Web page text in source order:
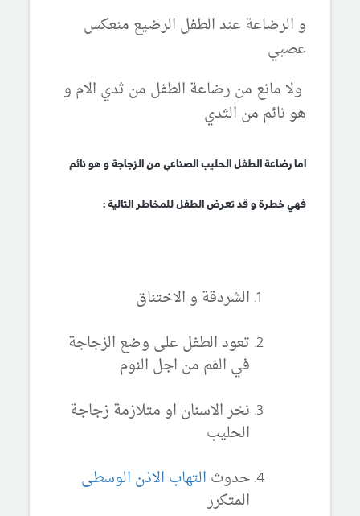
و الرضاعة عند الطفل الرضيع منعكس
عصبي
ولا مانع من رضاعة الطفل من ثدي الام و
هو نائم من الثدي
اما رضاعة الطفل الحليب الصناعي من الزجاجة و هو نائم
فهي خطرة و قد تعرض الطفل للمخاطر التالية :
الشردقة و الاختناق
تعود الطفل على وضع الزجاجة
في الفم من اجل النوم
نخر الاسنان او متلازمة زجاجة
الحليب
حدوث التهاب الاذن الوسطى
المتكرر